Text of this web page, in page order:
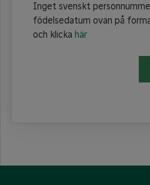
Inget svenskt
födelsedatum ovan på
och klicka här